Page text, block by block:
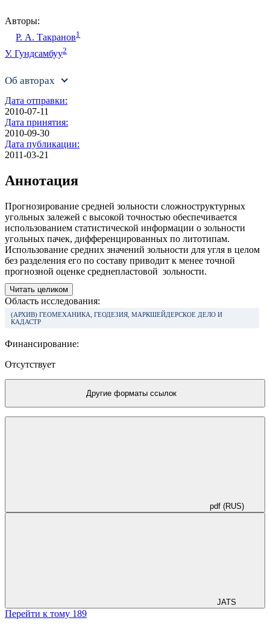
Авторы:
Р. А. Такранов1
У. Гундсамбуу2
Об авторах
Дата отправки:
2010-07-11
Дата принятия:
2010-09-30
Дата публикации:
2011-03-21
Аннотация
Прогнозирование средней зольности сложноструктурных
угольных залежей с высокой точностью обеспечивается
использованием статистической информации о зольности
угольных пачек, дифференцированных по литотипам.
Использование средних значений зольности для угля в целом
без разделения его по составу приводит к менее точной
прогнозной оценке среднепластовой зольности.
Читать целиком
Область исследования:
(АРХИВ) ГЕОМЕХАНИКА, ГЕОДЕЗИЯ, МАРКШЕЙДЕРСКОЕ ДЕЛО И
КАДАСТР
Финансирование:
Отсутствует
Другие форматы ссылок
pdf (RUS)
JATS
Перейти к тому 189